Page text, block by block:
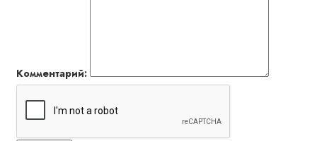
Комментарий: